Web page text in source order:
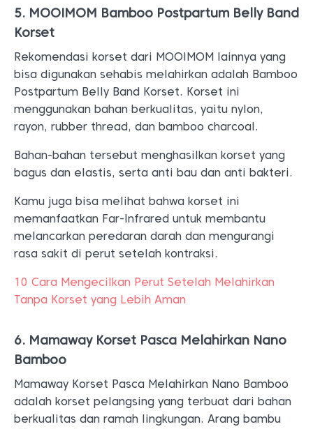
5. MOOIMOM Bamboo Postpartum Belly Band
Korset
Rekomendasi korset dari MOOIMOM lainnya yang
bisa digunakan sehabis melahirkan adalah Bamboo
Postpartum Belly Band Korset. Korset ini
menggunakan bahan berkualitas, yaitu nylon,
rayon, rubber thread, dan bamboo charcoal.
Bahan-bahan tersebut menghasilkan korset yang
bagus dan elastis, serta anti bau dan anti bakteri.
Kamu juga bisa melihat bahwa korset ini
memanfaatkan Far-Infrared untuk membantu
melancarkan peredaran darah dan mengurangi
rasa sakit di perut setelah kontraksi.
10 Cara Mengecilkan Perut Setelah Melahirkan
Tanpa Korset yang Lebih Aman
6. Mamaway Korset Pasca Melahirkan Nano
Bamboo
Mamaway Korset Pasca Melahirkan Nano Bamboo
adalah korset pelangsing yang terbuat dari bahan
berkualitas dan ramah lingkungan. Arang bambu